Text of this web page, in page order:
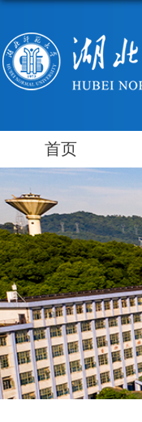
首页